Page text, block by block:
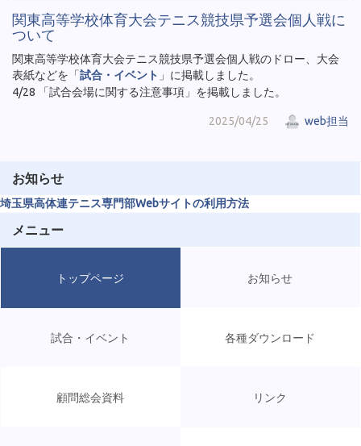
関東高等学校体育大会テニス競技県予選会個人戦に
ついて
関東高等学校体育大会テニス競技県予選会個人戦のドロー、大会
表紙などを「試合・イベント 」に掲載しました。
4/28 「試合会場に関する注意事項」を掲載しました。
2025/04/25 web担当
お知らせ
埼玉県高体連テニス専門部Webサイトの利用方法
メニュー
トップページ お知らせ
試合・イベント 各種ダウンロード
顧問総会資料 リンク